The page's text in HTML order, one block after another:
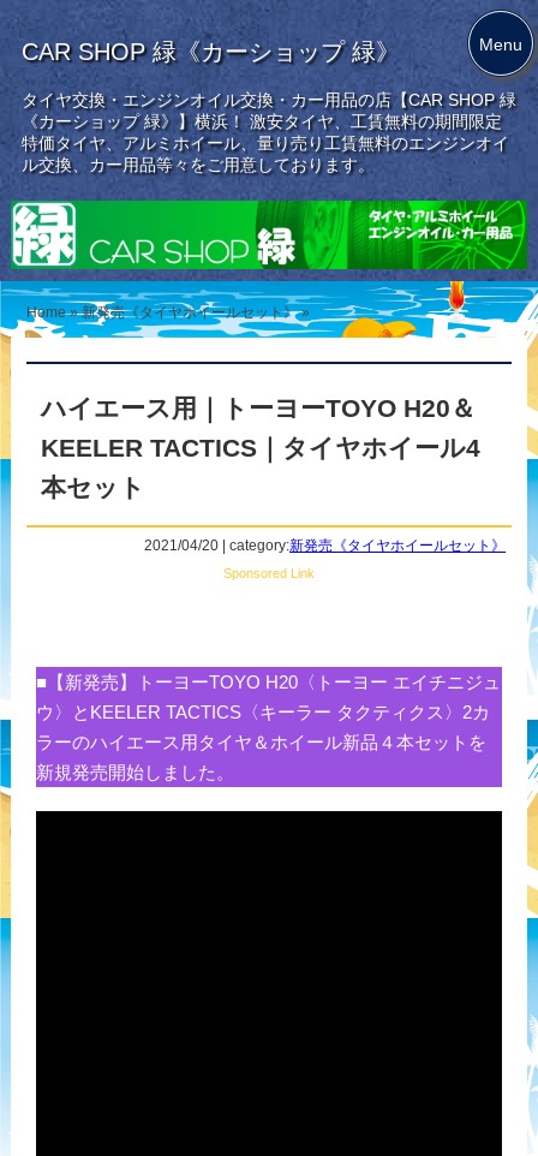
CAR SHOP 緑《カーショップ 緑》
タイヤ交換・エンジンオイル交換・カー用品の店【CAR SHOP 緑
《カーショップ 緑》】横浜！ 激安タイヤ、工賃無料の期間限定
特価タイヤ、アルミホイール、量り売り工賃無料のエンジンオイ
ル交換、カー用品等々をご用意しております。
Home »新発売《タイヤホイールセット》 »
ハイエース用｜トーヨーTOYO H20＆
KEELER TACTICS｜タイヤホイール4
本セット
2021/04/20 | category:新発売《タイヤホイールセット》
Sponsored Link
■【新発売】トーヨーTOYO H20〈トーヨー エイチニジュ
ウ〉とKEELER TACTICS〈キーラー タクティクス〉2カ
ラーのハイエース用タイヤ＆ホイール新品４本セットを
新規発売開始しました。
Menu